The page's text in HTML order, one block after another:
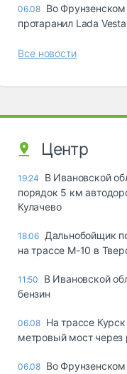
06.08 Во
протаранил Lada Vesta
Все новости
Центр
19:24
В Ивановской
порядок 5 км
Кулачево
18:06 Дальнобойщик
на трассе М-10 в
11:50
В Ивановской
бензин
06.08 На трассе
метровый мост через
06.08 Во